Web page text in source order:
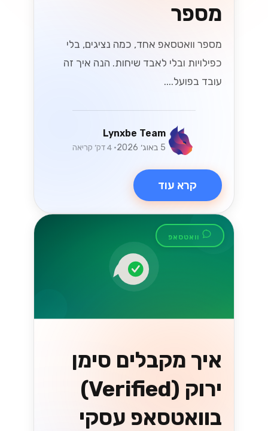
מספר
מספר וואטסאפ אחד, כמה נציגים, בלי
כפילויות ובלי לאבד שיחות. הנה איך זה
עובד בפועל....
Lynxbe Team
5 באוג׳ 2026 • 4 דק׳ קריאה
קרא עוד
וואטסאפ
איך מקבלים סימן
ירוק (Verified)
בוואטסאפ עסקי